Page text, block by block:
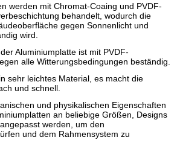
werden mit Chromat-Coaing und PVDF-
behandelt, wodurch die
gegen Sonnenlicht und
wird.
Aluminiumplatte ist mit PVDF-
alle Witterungsbedingungen beständig.
sehr leichtes Material, es macht die
und schnell.
und physikalischen Eigenschaften
an beliebige Größen, Designs
werden, um den
und dem Rahmensystem zu